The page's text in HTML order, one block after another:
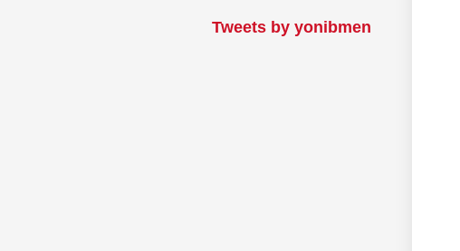
Tweets by yonibmen